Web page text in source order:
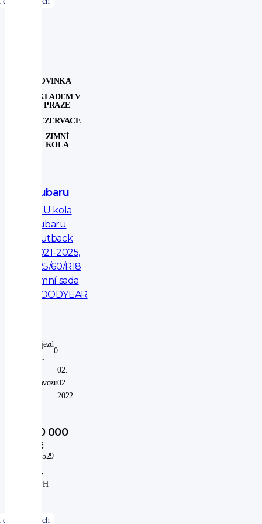
Subaru
ALU kola
Subaru
Outback
2021-2025,
225/60/R18
zimní sada
GOODYEAR
Nájezd
km:
0
provozu
02.
02.
2022
20 000
Kč
16 529
bez
DPH
NOVINKA
SKLADEM V
PRAZE
REZERVACE
ZIMNÍ
KOLA